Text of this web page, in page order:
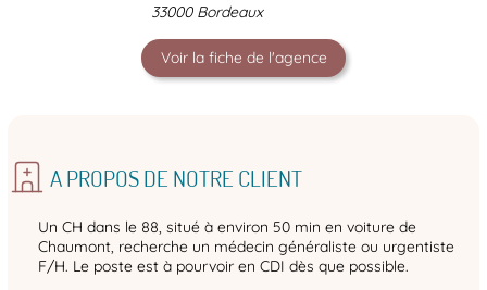
33000 Bordeaux
Voir la fiche de l'agence
A PROPOS DE NOTRE CLIENT
Un CH dans le 88, situé à environ 50 min en voiture de
Chaumont, recherche un médecin généraliste ou urgentiste
F/H. Le poste est à pourvoir en CDI dès que possible.